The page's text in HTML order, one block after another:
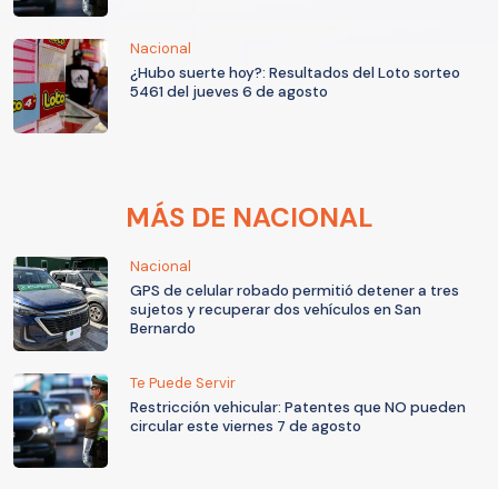
Nacional
¿Hubo suerte hoy?: Resultados del Loto sorteo
5461 del jueves 6 de agosto
MÁS DE NACIONAL
Nacional
GPS de celular robado permitió detener a tres
sujetos y recuperar dos vehículos en San
Bernardo
Te Puede Servir
Restricción vehicular: Patentes que NO pueden
circular este viernes 7 de agosto